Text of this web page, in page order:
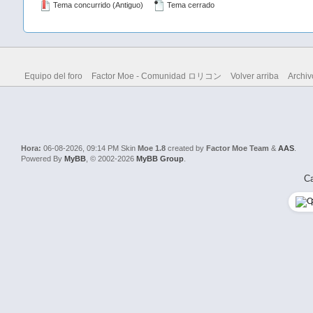
Tema concurrido (Antiguo)
Tema cerrado
Equipo del foro Factor Moe - Comunidad ロリコン Volver arriba
Hora: 06-08-2026, 09:14 PMSkin Moe 1.8 created by Factor Moe Team &AAS
Powered By MyBB , © 2002-2026 MyBB Group